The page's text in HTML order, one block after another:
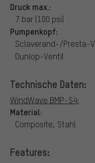
Druck max.:
7 bar (100 psi)
Pumpenkopf:
Sclaverand-/Presta-
Dunlop-Ventil
Technische Daten:
WindWave BMP-54:
Material:
Composite, Stahl
Features: